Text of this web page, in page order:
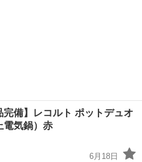
完備】レコルト ポットデュオ
電気鍋）赤
6月18日